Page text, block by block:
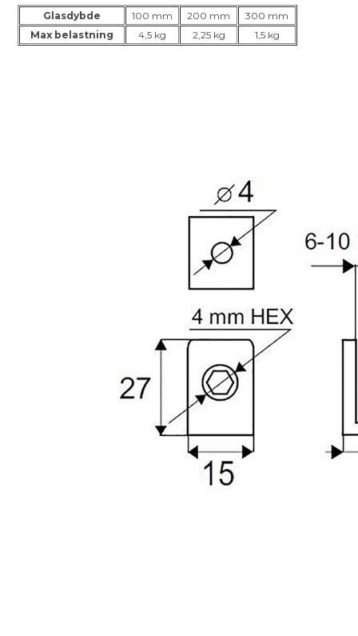
Glasdybde 100 mm 200 mm
300 mm
Max belastning
4,5 kg 2,25 kg 1,5 kg